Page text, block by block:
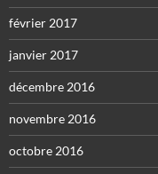
février 2017
janvier 2017
décembre 2016
novembre 2016
octobre 2016